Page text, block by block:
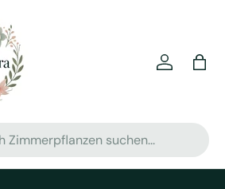
Einloggen